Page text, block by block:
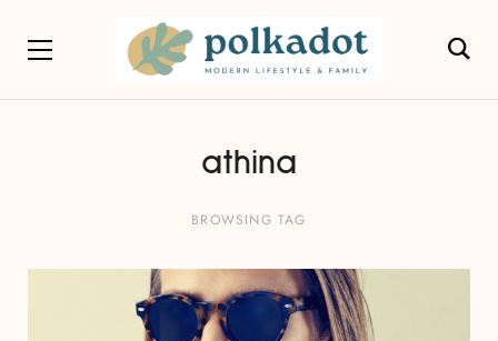
athina
BROWSING TAG